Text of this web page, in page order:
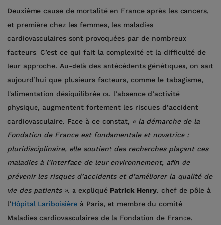
Deuxième cause de mortalité en France après les cancers,
et première chez les femmes, les maladies
cardiovasculaires sont provoquées par de nombreux
facteurs. C’est ce qui fait la complexité et la difficulté de
leur approche. Au-delà des antécédents génétiques, on sait
aujourd’hui que plusieurs facteurs, comme le tabagisme,
l'alimentation désiquilibrée ou l’absence d’activité
physique, augmentent fortement les risques d’accident
cardiovasculaire. Face à ce constat, « la démarche de la
Fondation de France est fondamentale et novatrice :
pluridisciplinaire, elle soutient des recherches plaçant ces
maladies à l’interface de leur environnement, afin de
prévenir les risques d’accidents et d’améliorer la qualité de
vie des patients », a expliqué Patrick Henry, chef de pôle à
l’Hôpital Lariboisière à Paris, et membre du comité
Maladies cardiovasculaires de la Fondation de France.